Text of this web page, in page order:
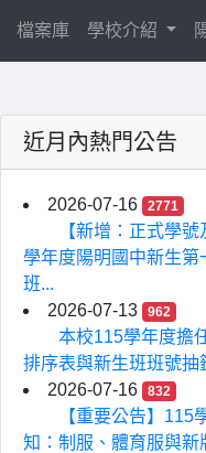
檔案庫 學校介紹
近月內熱門公告
2026-07-16 2771
【新增：正式學
學年度陽明國中新生第
班...
2026-07-13
962
本校115學年度擔
排序表與新生班班號抽
2026-07-16
832
【重要公告】115
知：制服、體育服與新